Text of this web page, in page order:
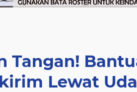
Tangan!
Lewat